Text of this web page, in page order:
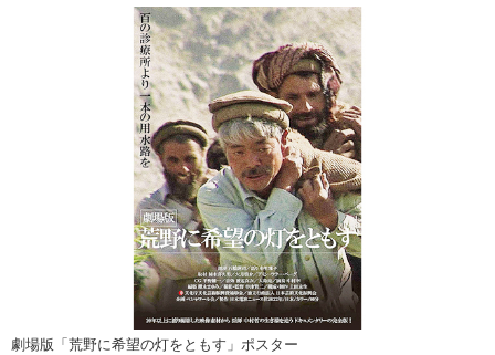
劇場版「荒野に希望の灯をともす」ポスター